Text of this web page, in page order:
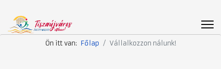
Ön itt van: Főlap Vállalkozzon nálunk!